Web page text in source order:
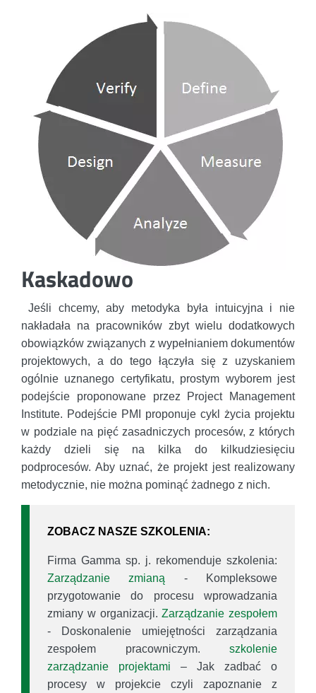
Kaskadowo
Jeśli chcemy, aby metodyka była intuicyjna i nie
nakładała na pracowników zbyt wielu dodatkowych
obowiązków związanych z wypełnianiem dokumentów
projektowych, a do tego łączyła się z uzyskaniem
ogólnie uznanego certyfikatu, prostym wyborem jest
podejście proponowane przez Project Management
Institute. Podejście PMI proponuje cykl życia projektu
w podziale na pięć zasadniczych procesów, z których
każdy dzieli się na kilka do kilkudziesięciu
podprocesów. Aby uznać, że projekt jest realizowany
metodycznie, nie można pominąć żadnego z nich.
ZOBACZ NASZE SZKOLENIA:
Firma Gamma sp. j. rekomenduje szkolenia:
Zarządzanie zmianą - Kompleksowe
przygotowanie do procesu wprowadzania
zmiany w organizacji.Zarządzanie zespołem
- Doskonalenie umiejętności zarządzania
zespołem pracowniczym. szkolenie
zarządzanie projektami – Jak zadbać o
procesy w projekcie czyli zapoznanie z